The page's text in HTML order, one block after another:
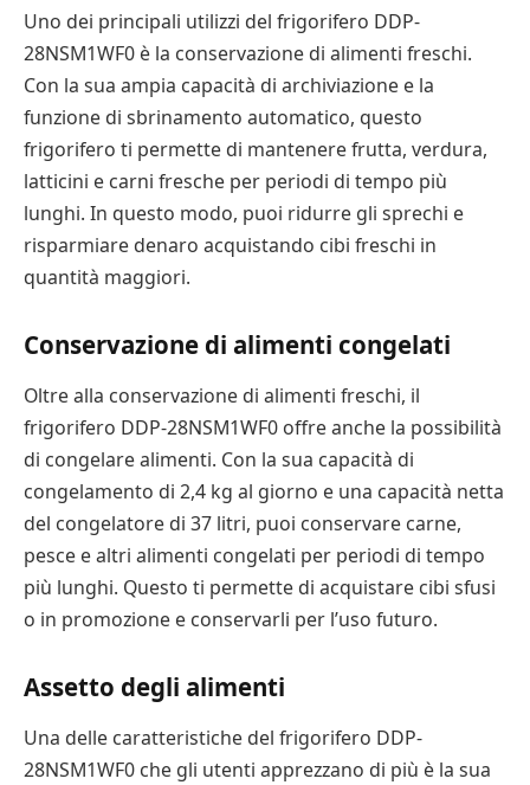
Uno dei principali utilizzi del frigorifero DDP-
28NSM1WF0 è la conservazione di alimenti freschi.
Con la sua ampia capacità di archiviazione e la
funzione di sbrinamento automatico, questo
frigorifero ti permette di mantenere frutta, verdura,
latticini e carni fresche per periodi di tempo più
lunghi. In questo modo, puoi ridurre gli sprechi e
risparmiare denaro acquistando cibi freschi in
quantità maggiori.
Conservazione di alimenti congelati
Oltre alla conservazione di alimenti freschi, il
frigorifero DDP-28NSM1WF0 offre anche la possibilità
di congelare alimenti. Con la sua capacità di
congelamento di 2,4 kg al giorno e una capacità netta
del congelatore di 37 litri, puoi conservare carne,
pesce e altri alimenti congelati per periodi di tempo
più lunghi. Questo ti permette di acquistare cibi sfusi
o in promozione e conservarli per l’uso futuro.
Assetto degli alimenti
Una delle caratteristiche del frigorifero DDP-
28NSM1WF0 che gli utenti apprezzano di più è la sua